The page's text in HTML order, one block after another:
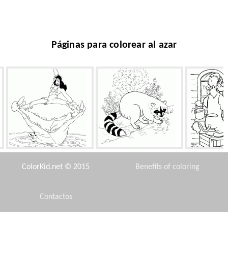
Páginas para colorear al azar
Capitán Garfio y el cocodrilo
Raccoon pareció que la
ColorKid.net © 2015 Benefits of coloring
Contactos